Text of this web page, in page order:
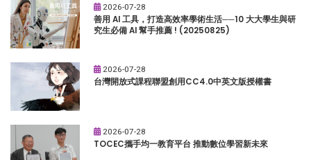
2026-07-28
善用 AI 工具，打造高效率學術生活──10 大大學生與研
究生必備 AI 幫手推薦 ! (20250825)
2026-07-28
台灣開放式課程聯盟創用CC4.0中英文版授權書
2026-07-28
TOCEC攜手均一教育平台 推動數位學習新未來